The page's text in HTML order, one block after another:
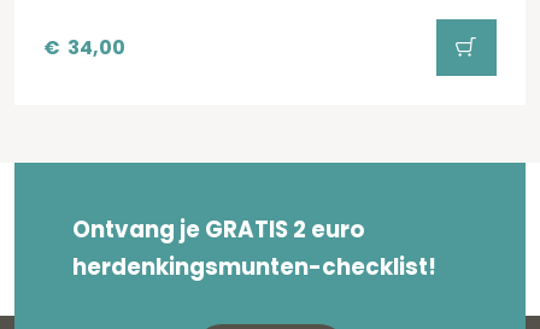
€ 34,00
Ontvang je GRATIS 2 euro
herdenkingsmunten-checklist!